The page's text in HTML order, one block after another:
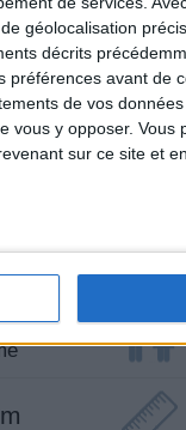
géolocalisation
décrits
préférences avant de
de vos
vous y opposer.
sur ce site et
Savoir Maigrir
de votre
2 min)